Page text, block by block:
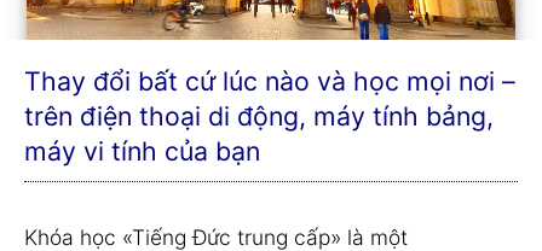
Thay đổi bất cứ lúc nào và học mọi nơi –
trên điện thoại di động, máy tính bảng,
máy vi tính của bạn
Khóa học «Tiếng Đức trung cấp» là một